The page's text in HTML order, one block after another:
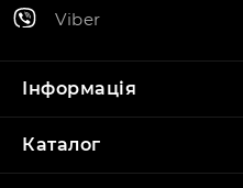
Viber
Інформація
Каталог